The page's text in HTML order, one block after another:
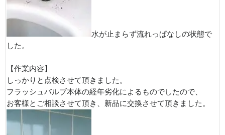
水が止まらず流れっぱなしの状態で
した。
【作業内容】
しっかりと点検させて頂きました。
フラッシュバルブ本体の経年劣化によるものでしたので、
お客様とご相談させて頂き、新品に交換させて頂きました。